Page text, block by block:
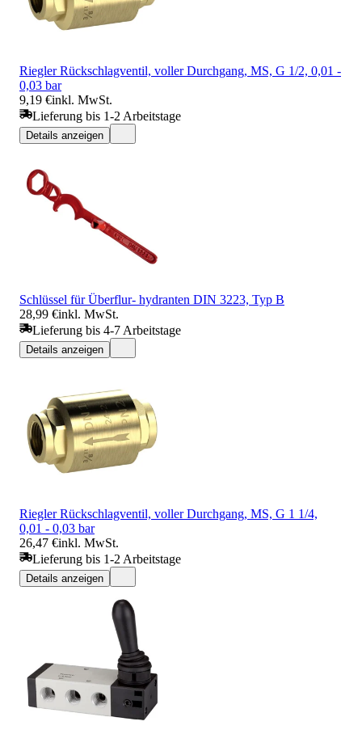
Riegler Rückschlagventil, voller Durchgang, MS, G 1/2, 0,01 -
0,03 bar
9,19 €inkl. MwSt.
Lieferung bis 1-2 Arbeitstage
Details anzeigen
Schlüssel für Überflur- hydranten DIN 3223, Typ B
28,99 €inkl. MwSt.
Lieferung bis 4-7 Arbeitstage
Details anzeigen
Riegler Rückschlagventil, voller Durchgang, MS, G 1 1/4,
0,01 - 0,03 bar
26,47 €inkl. MwSt.
Lieferung bis 1-2 Arbeitstage
Details anzeigen